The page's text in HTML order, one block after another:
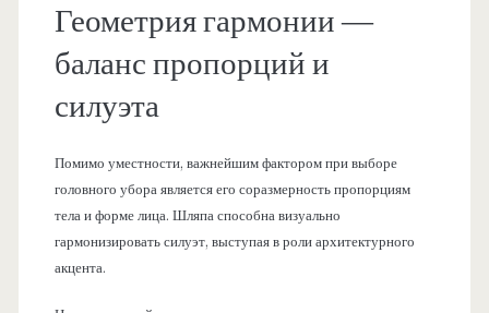
Геометрия гармонии —
баланс пропорций и
силуэта
Помимо уместности, важнейшим фактором при выборе
головного убора является его соразмерность пропорциям
тела и форме лица. Шляпа способна визуально
гармонизировать силуэт, выступая в роли архитектурного
акцента.